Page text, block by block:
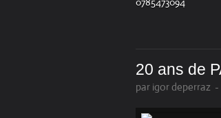
20 ans de
par igor deperraz -